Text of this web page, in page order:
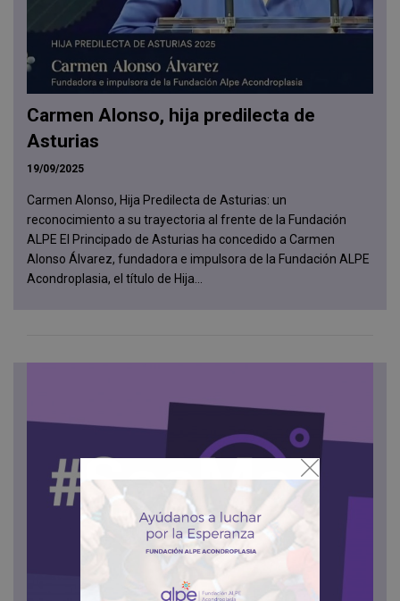
Carmen Alonso, hija predilecta de
Asturias
19/09/2025
Carmen Alonso, Hija Predilecta de Asturias: un
reconocimiento a su trayectoria al frente de la Fundación
ALPE El Principado de Asturias ha concedido a Carmen
Alonso Álvarez, fundadora e impulsora de la Fundación ALPE
Acondroplasia, el título de Hija...